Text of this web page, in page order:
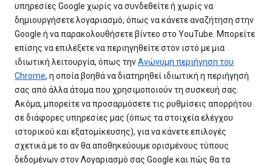
υπηρεσίες Google χωρίς να συνδεθείτε ή χωρίς να
δημιουργήσετε λογαριασμό, όπως να κάνετε αναζήτηση στην
Google ή να παρακολουθήσετε βίντεο στο YouTube. Μπορείτε
επίσης να επιλέξετε να περιηγηθείτε στον ιστό με μια
ιδιωτική λειτουργία, όπως τηνΑνώνυμη περιήγηση του
Chrome, η οποία βοηθά να διατηρηθεί ιδιωτική η περιήγησή
σας από άλλα άτομα που χρησιμοποιούν τη συσκευή σας.
Ακόμα, μπορείτε να προσαρμόσετε τις ρυθμίσεις απορρήτου
σε διάφορες υπηρεσίες μας (όπως τα στοιχεία ελέγχου
ιστορικού και εξατομίκευσης), για να κάνετε επιλογές
σχετικά με το αν θα αποθηκεύουμε ορισμένους τύπους
δεδομένων στον Λογαριασμό σας Google και πώς θα τα